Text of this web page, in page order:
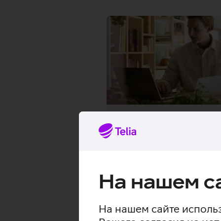
На нашем
На нашем сайте
Мобильный бизнес